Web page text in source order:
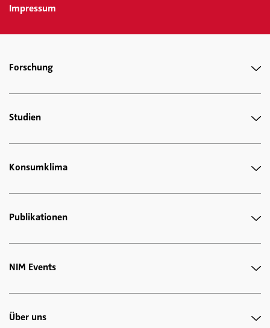
Impressum
Forschung
Studien
Konsumklima
Publikationen
NIM Events
Über uns